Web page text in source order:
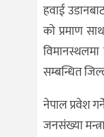
हवाई
को प्रमाण
सम्बन्धित
नेपाल प्रवेश
जनसंख्या